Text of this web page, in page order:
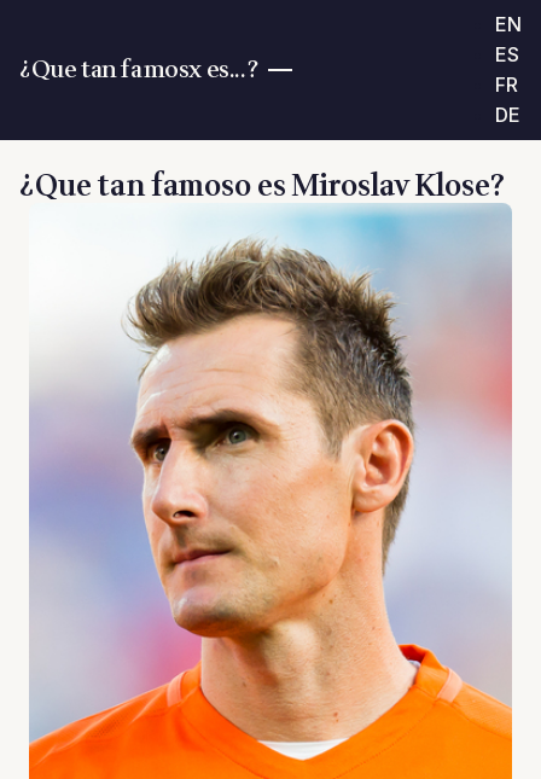
¿Que tan famosx es...?
EN
ES
FR
DE
¿Que tan famoso es Miroslav Klose?